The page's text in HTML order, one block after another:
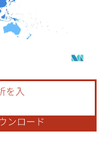
の表示が必要です。